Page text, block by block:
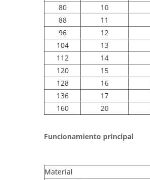
80
10
88
11
96
12
104
13
112
14
120
15
128
16
136
17
160
20
Funcionamiento principal
Material